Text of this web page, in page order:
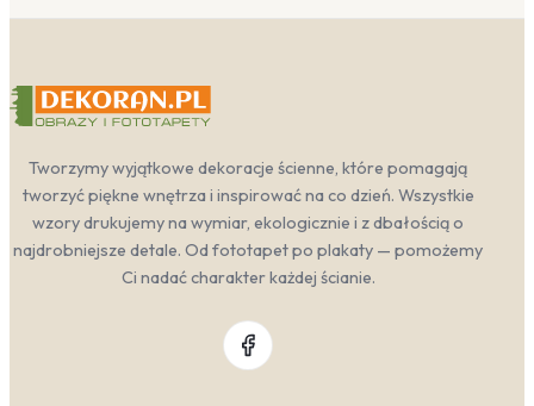
Tworzymy wyjątkowe dekoracje ścienne, które pomagają
tworzyć piękne wnętrza i inspirować na co dzień. Wszystkie
wzory drukujemy na wymiar, ekologicznie i z dbałością o
najdrobniejsze detale. Od fototapet po plakaty — pomożemy
Ci nadać charakter każdej ścianie.